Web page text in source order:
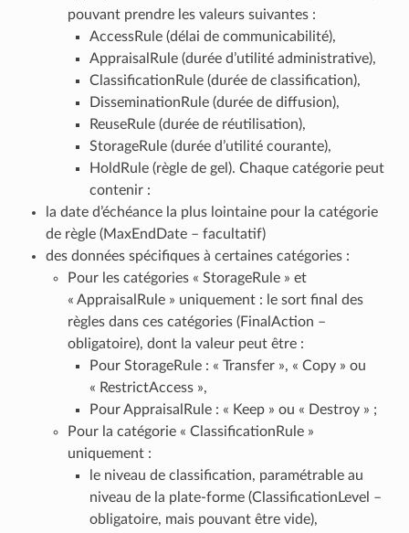
pouvant prendre les valeurs suivantes :
AccessRule (délai de communicabilité),
AppraisalRule (durée d’utilité administrative),
ClassificationRule (durée de classification),
DisseminationRule (durée de diffusion),
ReuseRule (durée de réutilisation),
StorageRule (durée d’utilité courante),
HoldRule (règle de gel). Chaque catégorie peut
contenir :
la date d’échéance la plus lointaine pour la catégorie
de règle (MaxEndDate – facultatif)
des données spécifiques à certaines catégories :
Pour les catégories « StorageRule » et
« AppraisalRule » uniquement : le sort final des
règles dans ces catégories (FinalAction –
obligatoire), dont la valeur peut être :
Pour StorageRule : « Transfer », « Copy » ou
« RestrictAccess »,
Pour AppraisalRule : « Keep » ou « Destroy » ;
Pour la catégorie « ClassificationRule »
uniquement :
le niveau de classification, paramétrable au
niveau de la plate-forme (ClassificationLevel –
obligatoire, mais pouvant être vide),